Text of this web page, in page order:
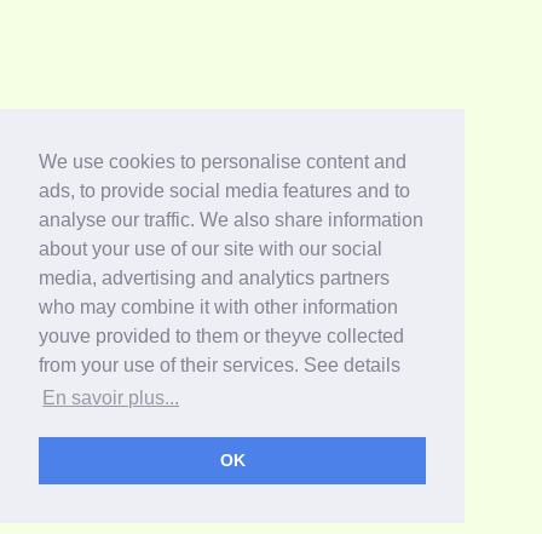
We use cookies to personalise content and
ads, to provide social media features and to
analyse our traffic. We also share information
about your use of our site with our social
media, advertising and analytics partners
who may combine it with other information
youve provided to them or theyve collected
from your use of their services. See details
En savoir plus...
OK